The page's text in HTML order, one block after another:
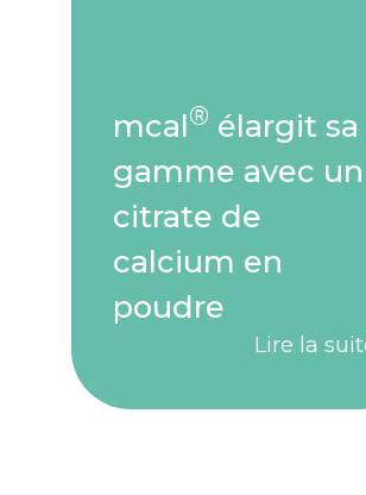
mcal® élargit sa
gamme avec un
citrate de
calcium en
poudre
Lire la